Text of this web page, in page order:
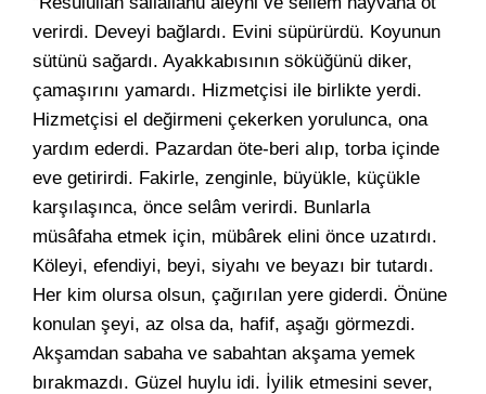
verirdi. Deveyi bağlardı. Evini süpürürdü. Koyunun
sütünü sağardı. Ayakkabısının söküğünü diker,
çamaşırını yamardı. Hizmetçisi ile birlikte yerdi.
Hizmetçisi el değirmeni çekerken yorulunca, ona
yardım ederdi. Pazardan öte-beri alıp, torba içinde
eve getirirdi. Fakirle, zenginle, büyükle, küçükle
karşılaşınca, önce selâm verirdi. Bunlarla
müsâfaha etmek için, mübârek elini önce uzatırdı.
Köleyi, efendiyi, beyi, siyahı ve beyazı bir tutardı.
Her kim olursa olsun, çağırılan yere giderdi. Önüne
konulan şeyi, az olsa da, hafif, aşağı görmezdi.
Akşamdan sabaha ve sabahtan akşama yemek
bırakmazdı. Güzel huylu idi. İyilik etmesini sever,